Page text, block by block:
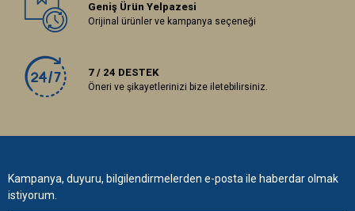
Geniş Ürün Yelpazesi
Orijinal ürünler ve kampanya seçeneği
7 / 24 DESTEK
Öneri ve şikayetlerinizi bize iletebilirsiniz.
Kampanya, duyuru, bilgilendirmelerden e-posta ile haberdar olmak
istiyorum.